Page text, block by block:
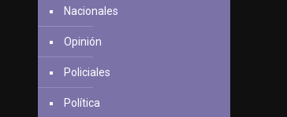
Nacionales
Opinión
Policiales
Política